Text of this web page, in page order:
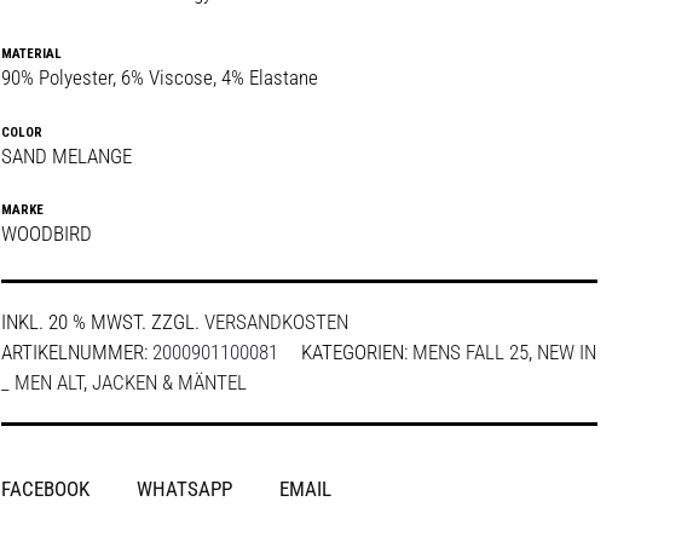
MATERIAL
90% Polyester, 6% Viscose, 4% Elastane
COLOR
SAND MELANGE
MARKE
WOODBIRD
INKL. 20 % MWST. ZZGL. VERSANDKOSTEN
ARTIKELNUMMER: 2000901100081 KATEGORIEN: MENS FALL 25, NEW IN
_ MEN ALT, JACKEN & MÄNTEL
SHARE
FACEBOOK WHATSAPP EMAIL